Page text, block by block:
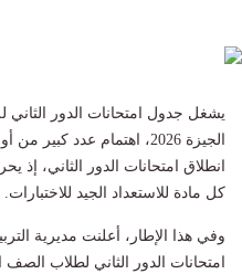
يشغل جدول امتحانات الدور
الجيزة 2026، اهتمام عدد
انطلاق امتحانات الدور الثاني،
كل مادة للاستعداد الجيد للاختبارات.
وفي هذا الإطار، أعلنت مديرية
امتحانات الدور الثاني لطلاب